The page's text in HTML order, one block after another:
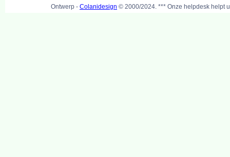
Ontwerp - Colanidesign © 2000/2024. *** Onze helpdesk helpt